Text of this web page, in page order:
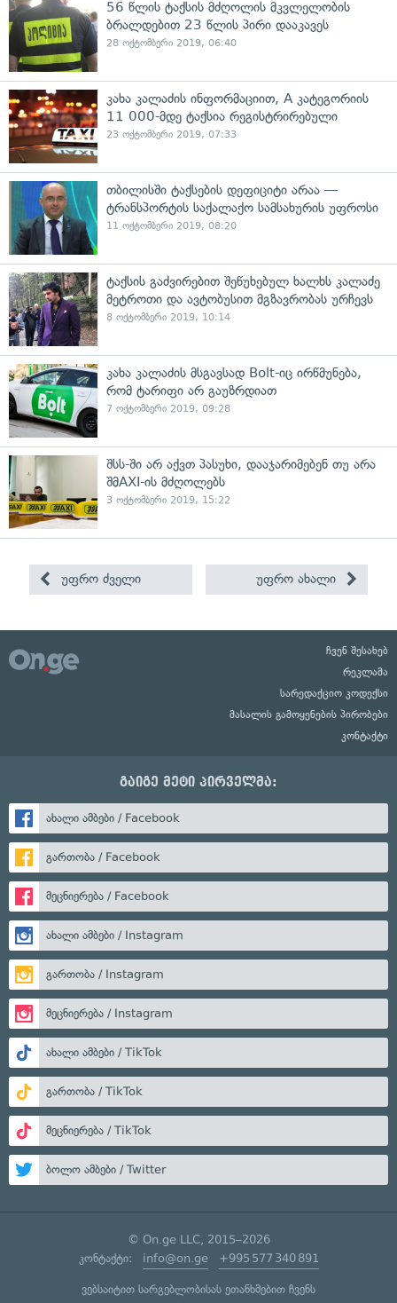
56 წლის ტაქსის მძღოლის მკვლელობის
ბრალდებით 23 წლის პირი დააკავეს
28 ოქტომბერი 2019, 06:40
კახა კალაძის ინფორმაციით, A კატეგორიის
11 000-მდე ტაქსია რეგისტრირებული
23 ოქტომბერი 2019, 07:33
თბილისში ტაქსების დეფიციტი არაა —
ტრანსპორტის საქალაქო სამსახურის უფროსი
11 ოქტომბერი 2019, 08:20
ტაქსის გაძვირებით შეწუხებულ ხალხს კალაძე
მეტროთი და ავტობუსით მგზავრობას ურჩევს
8 ოქტომბერი 2019, 10:14
კახა კალაძის მსგავსად Bolt-იც ირწმუნება,
რომ ტარიფი არ გაუზრდიათ
7 ოქტომბერი 2019, 09:28
შსს-ში არ აქვთ პასუხი, დააჯარიმებენ თუ არა
შმAXI-ის მძღოლებს
3 ოქტომბერი 2019, 15:22
უფრო ძველი უფრო ახალი
ჩვენ შესახებ
რეკლამა
სარედაქციო კოდექსი
მასალის გამოყენების პირობები
კონტაქტი
გაიგე მეტი პირველმა:
ახალი ამბები / Facebook
გართობა / Facebook
მეცნიერება / Facebook
ახალი ამბები / Instagram
გართობა / Instagram
მეცნიერება / Instagram
ახალი ამბები / TikTok
გართობა / TikTok
მეცნიერება / TikTok
ბოლო ამბები / Twitter
© On.ge LLC, 2015–2026
კონტაქტი: info@on.ge +995 577 340 891
ვებსაიტით სარგებლობისას ეთანხმებით ჩვენს